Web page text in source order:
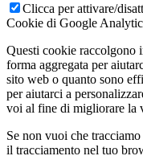
Clicca per attivare/
Cookie di Google
Questi cookie raccolgono
forma aggregata per
sito web o quanto sono
per aiutarci a
voi al fine di migliorare la
Se non vuoi che
il tracciamento nel tuo